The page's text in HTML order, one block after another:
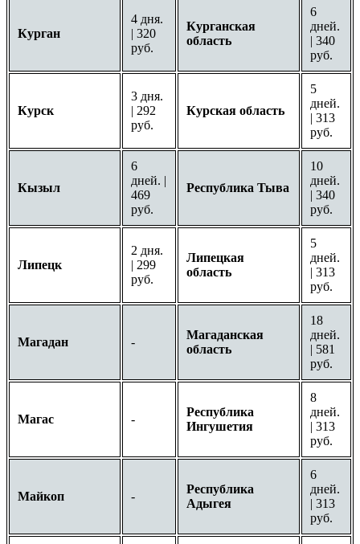
Курган
4 дня.
| 320
руб.
Курганская
область
6
дней.
| 340
руб.
Курск
3 дня.
| 292
руб.
Курская область
5
дней.
| 313
руб.
Кызыл
6
дней. |
469
руб.
Республика Тыва
10
дней.
| 340
руб.
Липецк
2 дня.
| 299
руб.
Липецкая
область
5
дней.
| 313
руб.
Магадан -
Магаданская
область
18
дней.
| 581
руб.
Магас -
Республика
Ингушетия
8
дней.
| 313
руб.
Майкоп -
Республика
Адыгея
6
дней.
| 313
руб.